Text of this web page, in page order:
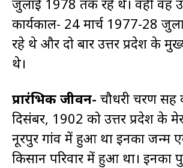
जुलाई 1978 तक रहे थे। वही वह उप
कार्यकाल- 24 मार्च 1977-28
रहे थे और दो बार उत्तर प्रदेश के
थे।
प्रारंभिक जीवन- चौधरी चरण
दिसंबर, 1902 को उत्तर प्रदेश के
नूरपुर गांव में हुआ था इनका जन्म
किसान परिवार में हुआ था। इनका